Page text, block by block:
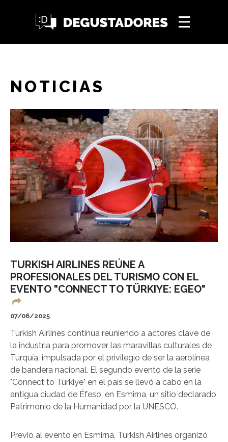
NOTICIAS
TURKISH AIRLINES REÚNE A
PROFESIONALES DEL TURISMO CON EL
EVENTO "CONNECT TO TÜRKIYE: EGEO"
07/06/2025
Turkish Airlines continúa reuniendo a actores clave de
la industria para promover las maravillas culturales de
Turquía, impulsada por el privilegio de ser la aerolínea
de bandera nacional. El segundo evento de la serie
"Connect to Türkiye" en el país se llevó a cabo en la
antigua ciudad de Éfeso, en Esmirna, un sitio declarado
Patrimonio de la Humanidad por la UNESCO.
Previo al evento en Esmirna, Turkish Airlines organizó